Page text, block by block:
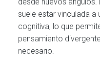
suele estar vinculada a
cognitiva, lo que
pensamiento
necesario.